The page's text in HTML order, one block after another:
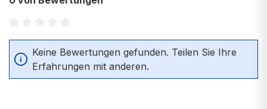
Durchschnittliche Bewertung von 0 von 5 Sternen
Keine Bewertungen gefunden. Teilen Sie Ihre
Erfahrungen mit anderen.